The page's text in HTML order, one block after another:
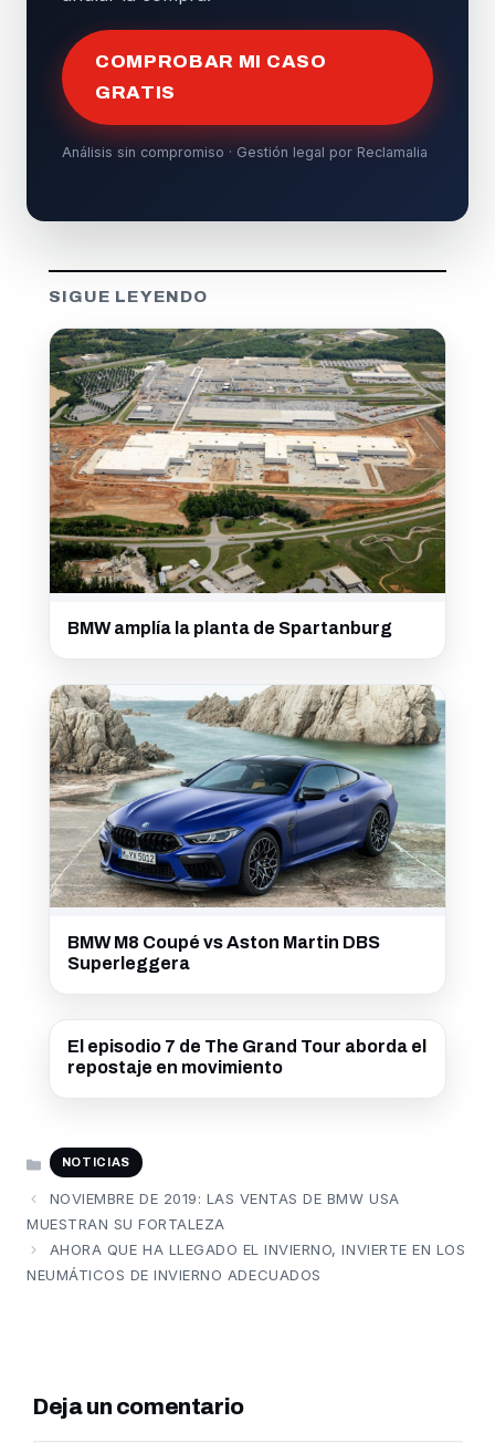
COMPROBAR MI CASO
GRATIS
Análisis sin compromiso · Gestión legal por Reclamalia
SIGUE LEYENDO
BMW amplía la planta de Spartanburg
BMW M8 Coupé vs Aston Martin DBS
Superleggera
El episodio 7 de The Grand Tour aborda el
repostaje en movimiento
CATEGORÍAS
NOTICIAS
NOVIEMBRE DE 2019: LAS VENTAS DE BMW USA
MUESTRAN SU FORTALEZA
AHORA QUE HA LLEGADO EL INVIERNO, INVIERTE EN LOS
NEUMÁTICOS DE INVIERNO ADECUADOS
Deja un comentario